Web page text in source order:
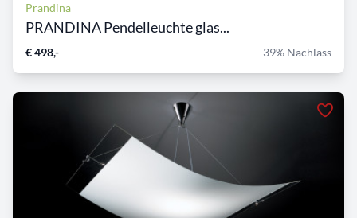
Prandina
PRANDINA Pendelleuchte glas...
€ 498,- 39% Nachlass